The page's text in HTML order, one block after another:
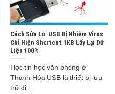
Cách Sửa Lỗi USB Bị Nhiễm Virus
Chỉ Hiện Shortcut 1KB Lấy Lại Dữ
Liệu 100%
Học tin học văn phòng ở
Thanh Hóa USB là thiết bị lưu
trữ di...